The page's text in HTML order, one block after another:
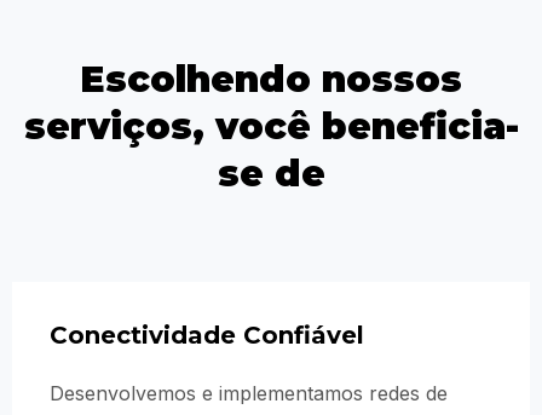
Escolhendo nossos
serviços, você beneficia-
se de
Conectividade Confiável
Desenvolvemos e implementamos redes de